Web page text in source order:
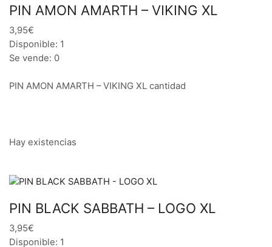
PIN AMON AMARTH – VIKING XL
3,95€
Disponible: 1
Se vende: 0
PIN AMON AMARTH – VIKING XL cantidad
Hay existencias
PIN BLACK SABBATH – LOGO XL
3,95€
Disponible: 1